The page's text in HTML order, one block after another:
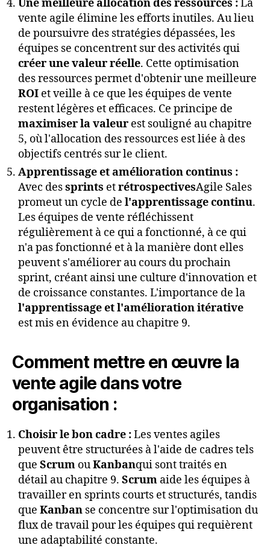
Une meilleure allocation des ressources :La
vente agile élimine les efforts inutiles. Au lieu
de poursuivre des stratégies dépassées, les
équipes se concentrent sur des activités qui
créer une valeur réelle. Cette optimisation
des ressources permet d'obtenir une meilleure
ROI et veille à ce que les équipes de vente
restent légères et efficaces. Ce principe de
maximiser la valeur est souligné au chapitre
5, où l'allocation des ressources est liée à des
objectifs centrés sur le client.
Apprentissage et amélioration continus :
Avec dessprints etrétrospectivesAgile Sales
promeut un cycle de l'apprentissage continu.
Les équipes de vente réfléchissent
régulièrement à ce qui a fonctionné, à ce qui
n'a pas fonctionné et à la manière dont elles
peuvent s'améliorer au cours du prochain
sprint, créant ainsi une culture d'innovation et
de croissance constantes. L'importance de la
l'apprentissage et l'amélioration itérative
est mis en évidence au chapitre 9.
Comment mettre en œuvre la
vente agile dans votre
organisation :
Choisir le bon cadre :Les ventes agiles
peuvent être structurées à l'aide de cadres tels
que Scrum ouKanbanqui sont traités en
détail au chapitre 9. Scrum aide les équipes à
travailler en sprints courts et structurés, tandis
que Kanban se concentre sur l'optimisation du
flux de travail pour les équipes qui requièrent
une adaptabilité constante.